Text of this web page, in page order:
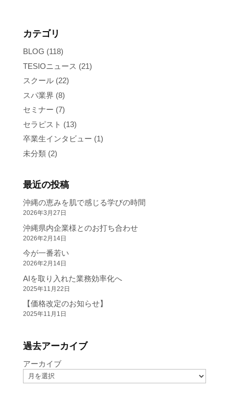
カテゴリ
BLOG (118)
TESIOニュース (21)
スクール(22)
スパ業界 (8)
セミナー (7)
セラピスト (13)
卒業生インタビュー (1)
未分類(2)
最近の投稿
沖縄の恵みを肌で感じる学びの時間
2026年3月27日
沖縄県内企業様とのお打ち合わせ
2026年2月14日
今が一番若い
2026年2月14日
AIを取り入れた業務効率化へ
2025年11月22日
【価格改定のお知らせ】
2025年11月1日
過去アーカイブ
アーカイブ